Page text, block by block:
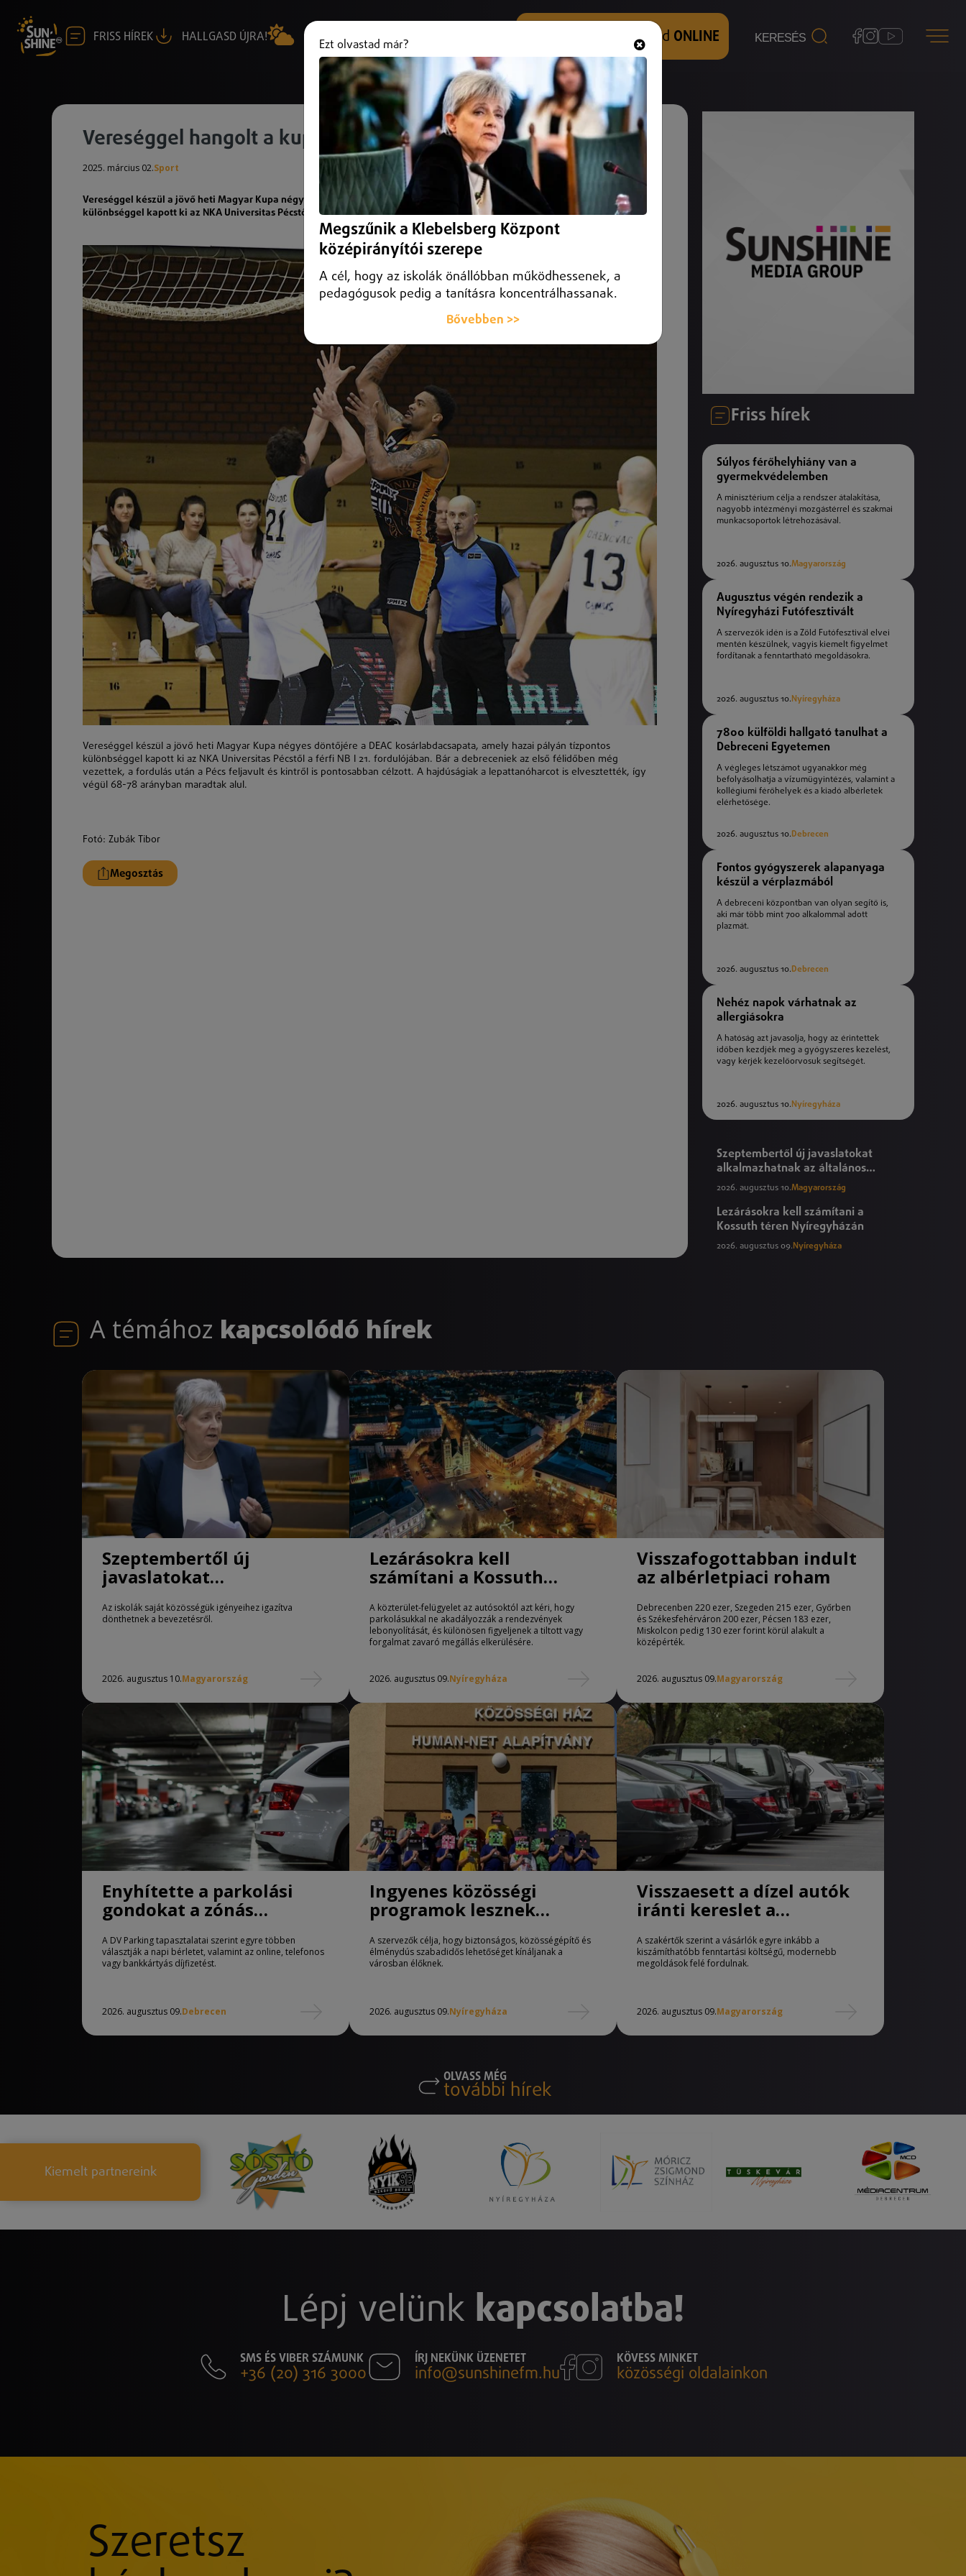
FRISS HÍREK HALLGASD ÚJRA! +36 (20) 316 3000 Hallgasd és nézd ONLINE
Vereséggel hangolt a kupadöntőre a DEAC
2025. március 02.Sport
Vereséggel készül a jövő heti Magyar Kupa négyes döntőjére a DEAC kosárlabdacsapata, amely hazai pályán tízpontos
különbséggel kapott ki az NKA Universitas Pécstől a férfi NB I 21. fordulójában.
Vereséggel készül a jövő heti Magyar Kupa négyes döntőjére a DEAC kosárlabdacsapata, amely hazai pályán tízpontos
különbséggel kapott ki az NKA Universitas Pécstől a férfi NB I 21. fordulójában. Bár a debreceniek az első félidőben még
vezettek, a fordulás után a Pécs feljavult és kintről is pontosabban célzott. A hajdúságiak a lepattanóharcot is elvesztették, így
végül 68-78 arányban maradtak alul.
Fotó: Zubák Tibor
Megosztás
Friss hírek
Súlyos férőhelyhiány van a
gyermekvédelemben
A minisztérium célja a rendszer átalakítása,
nagyobb intézményi mozgástérrel és szakmai
munkacsoportok létrehozásával.
2026. augusztus 10.Magyarország
Augusztus végén rendezik a
Nyíregyházi Futófesztivált
A szervezők idén is a Zöld Futófesztivál elvei
mentén készülnek, vagyis kiemelt figyelmet
fordítanak a fenntartható megoldásokra.
2026. augusztus 10. Nyíregyháza
7800 külföldi hallgató tanulhat a
Debreceni Egyetemen
A végleges létszámot ugyanakkor még
befolyásolhatja a vízumügyintézés, valamint a
kollégiumi férőhelyek és a kiadó albérletek
elérhetősége.
2026. augusztus 10.Debrecen
Fontos gyógyszerek alapanyaga
készül a vérplazmából
A debreceni központban van olyan segítő is,
aki már több mint 700 alkalommal adott
plazmát.
2026. augusztus 10.Debrecen
Nehéz napok várhatnak az
allergiásokra
A hatóság azt javasolja, hogy az érintettek
időben kezdjék meg a gyógyszeres kezelést,
vagy kérjék kezelőorvosuk segítségét.
2026. augusztus 10. Nyíregyháza
Szeptembertől új javaslatokat
alkalmazhatnak az általános
iskolák
2026. augusztus 10.Magyarország
Lezárásokra kell számítani a
Kossuth téren Nyíregyházán
2026. augusztus 09. Nyíregyháza
A témához kapcsolódó hírek
Szeptembertől új
javaslatokat
alkalmazhatnak az
általános iskolák
Az iskolák saját közösségük igényeihez igazítva
dönthetnek a bevezetésről.
2026. augusztus 10.Magyarország
Lezárásokra kell
számítani a Kossuth
A közterület-felügyelet az autósoktól azt kéri, hogy
parkolásukkal ne akadályozzák a rendezvények
lebonyolítását, és különösen figyeljenek a tiltott vagy
forgalmat zavaró megállás elkerülésére.
2026. augusztus 09.Nyíregyháza
Visszafogottabban indult
az albérletpiaci roham
Debrecenben 220 ezer, Szegeden 215 ezer, Győrben
és Székesfehérváron 200 ezer, Pécsen 183 ezer,
Miskolcon pedig 130 ezer forint körül alakult a
középérték.
2026. augusztus 09.Magyarország
Enyhítette a parkolási
gondokat a zónás
rendszer Debrecenben
A DV Parking tapasztalatai szerint egyre többen
választják a napi bérletet, valamint az online, telefonos
vagy bankkártyás díjfizetést.
2026. augusztus 09.Debrecen
Ingyenes közösségi
programok lesznek
Nyíregyházán
A szervezők célja, hogy biztonságos, közösségépítő és
élménydús szabadidős lehetőséget kínáljanak a
városban élőknek.
2026. augusztus 09.Nyíregyháza
Visszaesett a dízel autók
iránti kereslet a
A szakértők szerint a vásárlók egyre inkább a
kiszámíthatóbb fenntartási költségű, modernebb
megoldások felé fordulnak.
2026. augusztus 09.Magyarország
OLVASS MÉG
további hírek
Kiemelt partnereink
Lépj velünk kapcsolatba!
SMS ÉS VIBER SZÁMUNK
+36 (20) 316 3000
ÍRJ NEKÜNK ÜZENETET
info@sunshinefm.hu
KÖVESS MINKET
közösségi oldalainkon
Szeretsz
Ezt olvastad már?
Megszűnik a Klebelsberg Központ
középirányítói szerepe
A cél, hogy az iskolák önállóbban működhessenek, a
pedagógusok pedig a tanításra koncentrálhassanak.
Bővebben >>